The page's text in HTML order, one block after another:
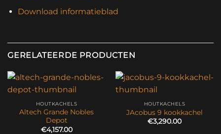
Download informatieblad
GERELATEERDE PRODUCTEN
HOUTKACHELS
Altech Grande Nobles
Depot
€4,157.00
HOUTKACHELS
JAcobus 9 kookkachel
€3,290.00